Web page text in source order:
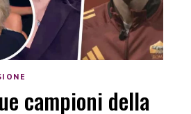
campioni della